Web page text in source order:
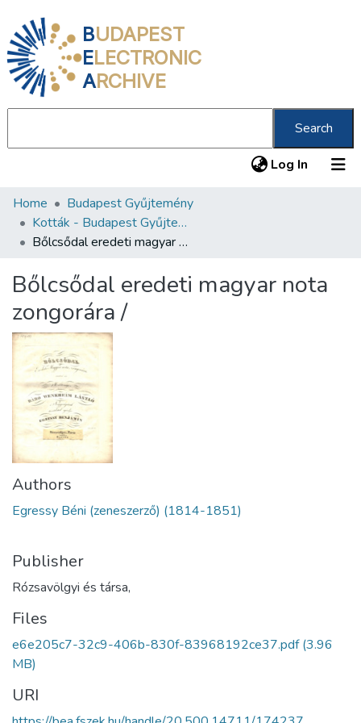
BUDAPEST
ELECTRONIC
ARCHIVE
Search
Log In (current)
Communities & Collections
All of DSpace
Home
Budapest Gyűjtemény
Kották - Budapest Gyűjtemény
Bőlcsődal eredeti magyar nota zongorára /
Bőlcsődal eredeti magyar nota
zongorára /
Authors
Egressy Béni (zeneszerző) (1814-1851)
Publisher
Rózsavölgyi és társa,
Files
e6e205c7-32c9-406b-830f-83968192ce37.pdf(3.96
MB)
URI